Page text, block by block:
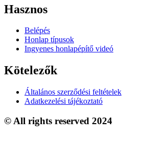
Hasznos
Belépés
Honlap típusok
Ingyenes honlapépítő videó
Kötelezők
Általános szerződési feltételek
Adatkezelési tájékoztató
© All rights reserved 2024